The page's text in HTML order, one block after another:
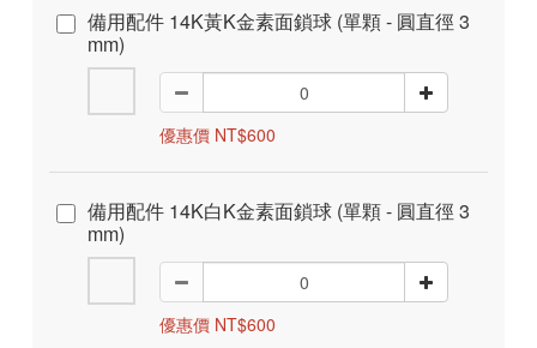
備用配件 14K黃K金素面鎖球 (單顆 - 圓直徑 3
mm)
優惠價 NT$600
備用配件 14K白K金素面鎖球 (單顆 - 圓直徑 3
mm)
優惠價 NT$600